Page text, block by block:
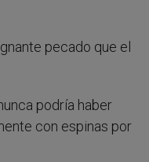
pecado que el
podría haber
con espinas por